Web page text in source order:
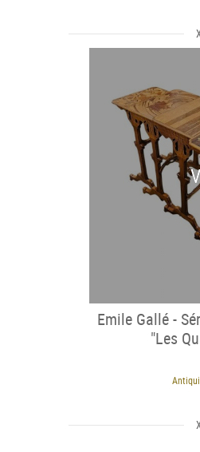
Emile Gallé -
"Les